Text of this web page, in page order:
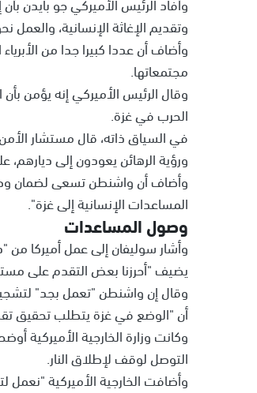
وتقديم الإغاثة الإنسانية،
وأضاف أن عددا كبيرا جدا من
مجتمعاتها.
الحرب في غزة.
في السياق ذاته، قال مستشار
ورؤية الرهائن يعودون إلى ديارهم،
وأضاف أن واشنطن تسعى لضمان
المساعدات الإنسانية إلى غزة".
وصول المساعدات
وأشار سوليفان إلى عمل أميركا
يضيف "أحرزنا بعض التقدم على
وقال إن واشنطن "تعمل بجد" لتشجيع
أن "الوضع في غزة يتطلب تحقيق
وكانت وزارة الخارجية الأميركية
التوصل لوقف لإطلاق النار.
وأضافت الخارجية الأميركية "نعمل